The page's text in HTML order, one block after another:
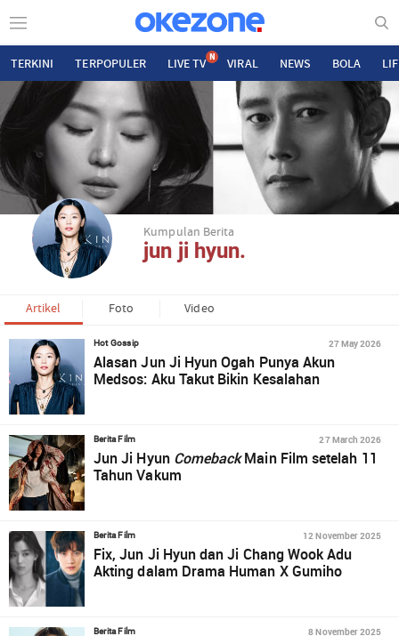
TERKINI TERPOPULER LIVE TV N VIRAL NEWS BOLA
Kumpulan Berita
jun ji hyun.
Artikel Foto Video
Hot Gossip 27 May 2026
Alasan Jun Ji Hyun Ogah Punya Akun
Medsos: Aku Takut Bikin Kesalahan
Berita Film 27 March 2026
Jun Ji Hyun ComebackMain Film setelah 11
Tahun Vakum
Berita Film 12 November 2025
Fix, Jun Ji Hyun dan Ji Chang Wook Adu
Akting dalam Drama Human X Gumiho
Berita Film 8 November 2025